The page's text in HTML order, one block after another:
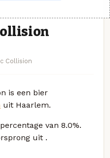
Collision
is een bier
uit Haarlem.
van 8.0%.
uit .